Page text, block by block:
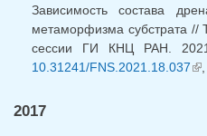
Зависимость состава
метаморфизма субстрата //
сессии ГИ КНЦ РАН.
10.31241/FNS.2021.18.037
2017